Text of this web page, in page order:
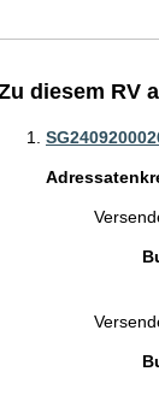
diesem RV